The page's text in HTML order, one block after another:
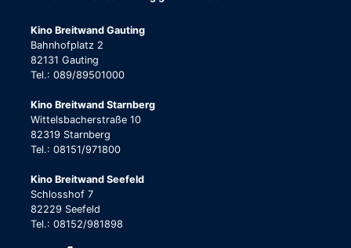
Kino Breitwand Gauting
Bahnhofplatz 2
82131 Gauting
Tel.: 089/89501000
Kino Breitwand Starnberg
Wittelsbacherstraße 10
82319 Starnberg
Tel.: 08151/971800
Kino Breitwand Seefeld
Schlosshof 7
82229 Seefeld
Tel.: 08152/981898